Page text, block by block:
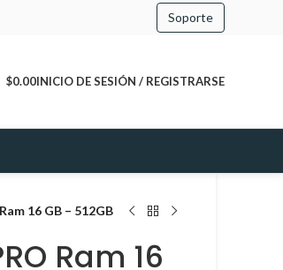
Soporte
$0.00INICIO DE SESIÓN / REGISTRARSE
16 GB – 512GB
Ram 16